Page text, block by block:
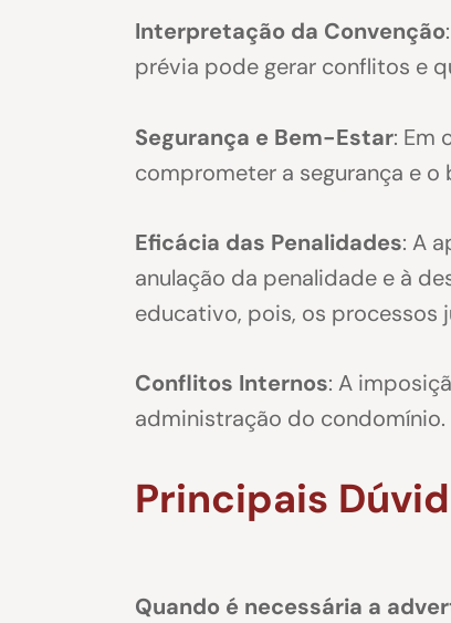
Interpretação da Convenção
prévia pode gerar conflitos e
Segurança e Bem-Estar: Em
comprometer a segurança e
Eficácia das Penalidades: A
anulação da penalidade e à
educativo, pois, os processos
Conflitos Internos: A
administração do condomínio.
Principais
Quando é necessária a